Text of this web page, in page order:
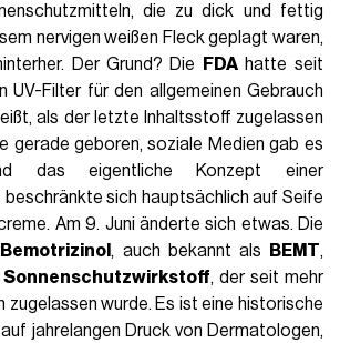
die zu dick und fettig
nervigen weißen Fleck geplagt waren,
Der Grund? Die
FDAhatte seit
UV-Filter für den allgemeinen Gebrauch
als der letzte Inhaltsstoff zugelassen
gerade geboren, soziale Medien gab es
das eigentliche Konzept einer
sich hauptsächlich auf Seife
Am 9. Juni änderte sich etwas. Die
Bemotrizinol , auch bekannt als BEMT,
Sonnenschutzwirkstoff, der seit mehr
zugelassen wurde. Es ist eine historische
jahrelangen Druck von Dermatologen,